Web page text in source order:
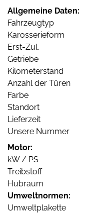
Allgemeine Daten:
Fahrzeugtyp
Karosserieform
Erst-Zul.
Getriebe
Kilometerstand
Anzahl der Türen
Farbe
Standort
Lieferzeit
Unsere Nummer
Motor:
kW / PS
Treibstoff
Hubraum
Umweltnormen:
Umweltplakette